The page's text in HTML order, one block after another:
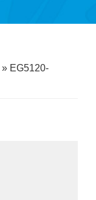
» EG5120-